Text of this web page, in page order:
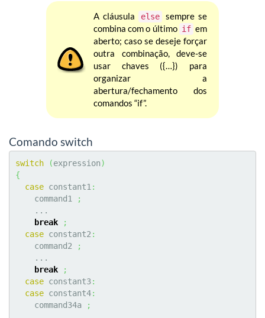
A cláusula else
sempre se
combina com o último if em
aberto; caso se deseje forçar
outra combinação, deve-se
usar chaves ({…}) para
organizar a
abertura/fechamento dos
comandos “if”.
Comando switch
switch (expression)
{
case constant1 :
    command1
;
break
;
case constant2 :
    command2
;
break
;
case constant3:
case constant4:
    command34a
;